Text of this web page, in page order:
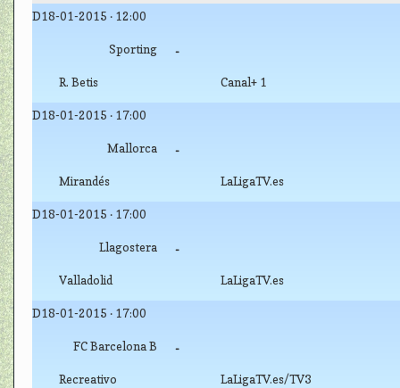
D18-01-2015 · 12:00
Sporting -
R. Betis Canal+ 1
D18-01-2015 · 17:00
Mallorca -
Mirandés LaLigaTV.es
D18-01-2015 · 17:00
Llagostera -
Valladolid LaLigaTV.es
D18-01-2015 · 17:00
FC Barcelona B -
Recreativo LaLigaTV.es/TV3